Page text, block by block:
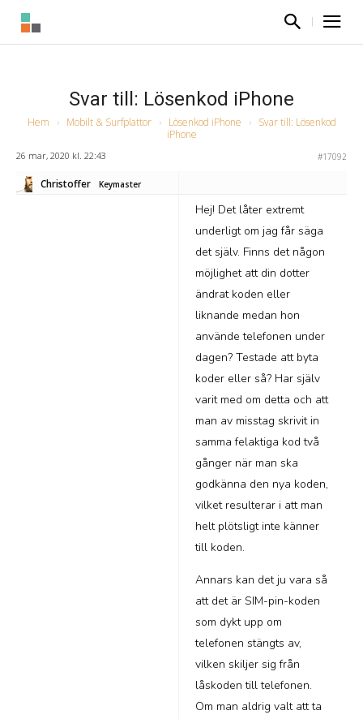
Svar till: Lösenkod iPhone
Hem › Mobilt & Surfplattor › Lösenkod iPhone ›
Svar till: Lösenkod
iPhone
26 mar, 2020 kl. 22:43 #17092
Christoffer Keymaster
Hej! Det låter extremt
underligt om jag får säga
det själv. Finns det någon
möjlighet att din dotter
ändrat koden eller
liknande medan hon
använde telefonen under
dagen? Testade att byta
koder eller så? Har själv
varit med om detta och att
man av misstag skrivit in
samma felaktiga kod två
gånger när man ska
godkänna den nya koden,
vilket resulterar i att man
helt plötsligt inte känner
till koden.
Annars kan det ju vara så
att det är SIM-pin-koden
som dykt upp om
telefonen stängts av,
vilken skiljer sig från
låskoden till telefonen.
Om man aldrig valt att ta